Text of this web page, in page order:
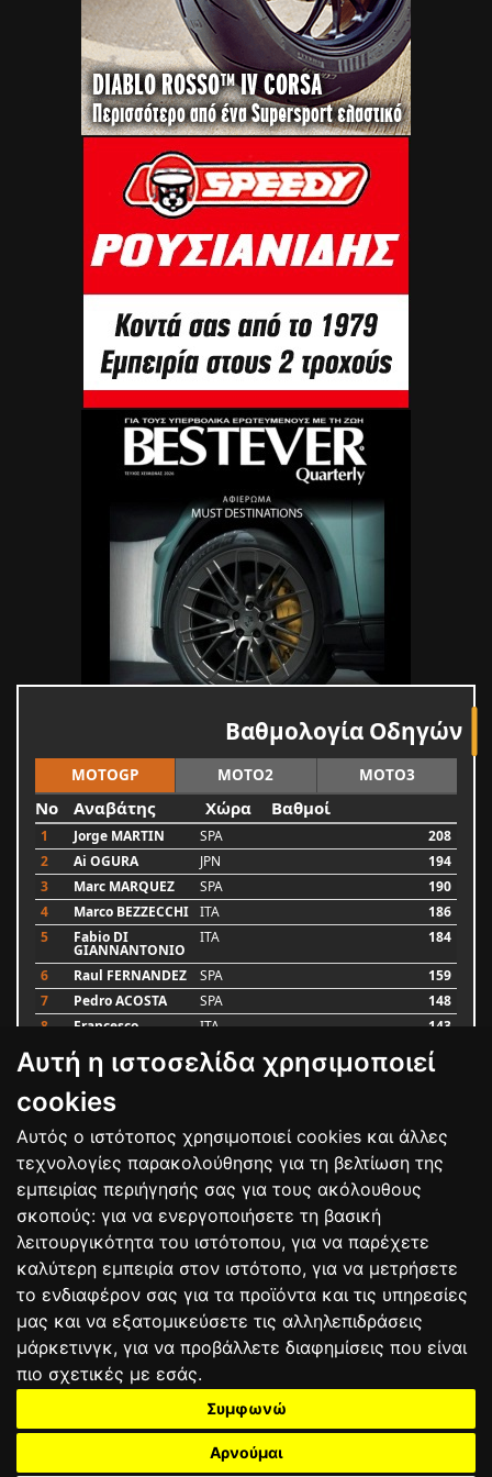
Αυτή η ιστοσελίδα χρησιμοποιεί
cookies
Αυτός ο ιστότοπος χρησιμοποιεί cookies και άλλες
τεχνολογίες παρακολούθησης για τη βελτίωση της
εμπειρίας περιήγησής σας για τους ακόλουθους
σκοπούς: για να ενεργοποιήσετε τη βασική
λειτουργικότητα του ιστότοπου, για να παρέχετε
καλύτερη εμπειρία στον ιστότοπο, για να μετρήσετε
το ενδιαφέρον σας για τα προϊόντα και τις υπηρεσίες
μας και να εξατομικεύσετε τις αλληλεπιδράσεις
μάρκετινγκ, για να προβάλλετε διαφημίσεις που είναι
πιο σχετικές με εσάς.
Συμφωνώ
Αρνούμαι
Βαθμολογία Οδηγών
MOTOGP MOTO2 MOTO3
No Αναβάτης Χώρα Βαθμοί
1 Jorge MARTIN SPA
208
2
Ai OGURA JPN
194
3
Marc MARQUEZ SPA
190
4
Marco BEZZECCHI ITA
186
5
Fabio DI
GIANNANTONIO
ITA 184
6 Raul FERNANDEZ SPA
159
7
Pedro ACOSTA SPA
148
8
Francesco ITA 143
9 Alex MARQUEZ SPA
Luca MARINI
Bαθμολογία
ΟΡΟΙ ΧΡΗΣΗΣΠΟΛΙΤΙΚΗ ΠΡΟΣΤΑΣΙΑΣ
ΑΓΩΝΕΣΑΠΟΤΕΛΕΣΜΑΤΑΑΓΟΡΑ